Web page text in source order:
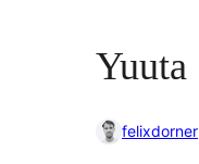
Yuuta
felixdorner